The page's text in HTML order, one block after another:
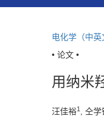
电化学（中英
• 论文 •
用纳米
汪佳裕1 , 仝学